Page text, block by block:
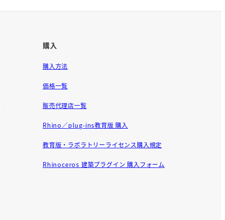
購入
購入方法
価格一覧
販売代理店一覧
Rhino／plug-ins教育版 購入
教育版・ラボラトリーライセンス購入規定
Rhinoceros 建築プラグイン 購入フォーム